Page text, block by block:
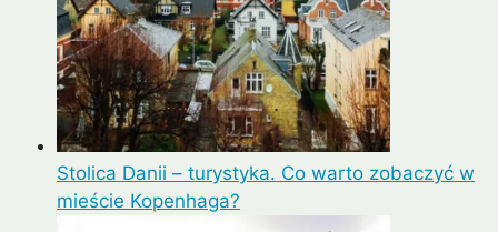
Stolica Danii – turystyka. Co warto zobaczyć w
mieście Kopenhaga?